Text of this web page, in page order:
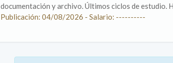
documentación y archivo. Últimos ciclos de estudio.
Publicación: 04/08/2026 - Salario: ----------